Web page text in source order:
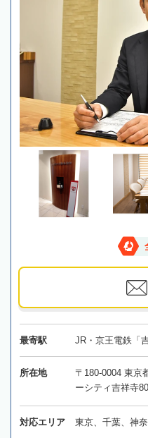
最寄駅 JR・京王電鉄「
所在地
〒180-0004 東京
ーシティ吉祥寺
対応エリア 東京、千葉、神